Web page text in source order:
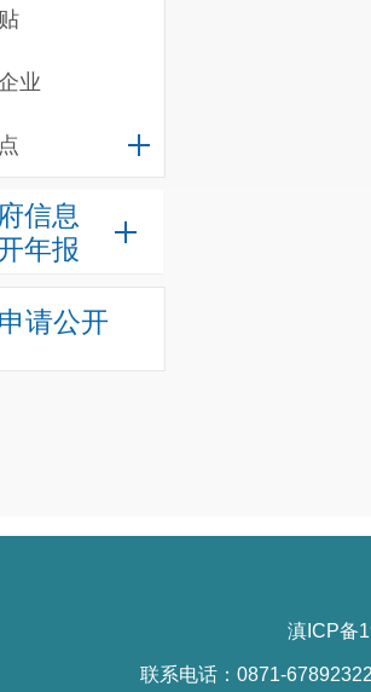
业
信息
年报
请公开
滇ICP备
联系电话：0871-